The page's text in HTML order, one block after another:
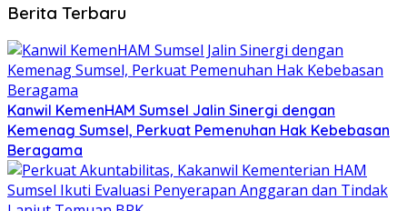
Berita Terbaru
Kanwil KemenHAM Sumsel Jalin Sinergi dengan
Kemenag Sumsel, Perkuat Pemenuhan Hak Kebebasan
Beragama